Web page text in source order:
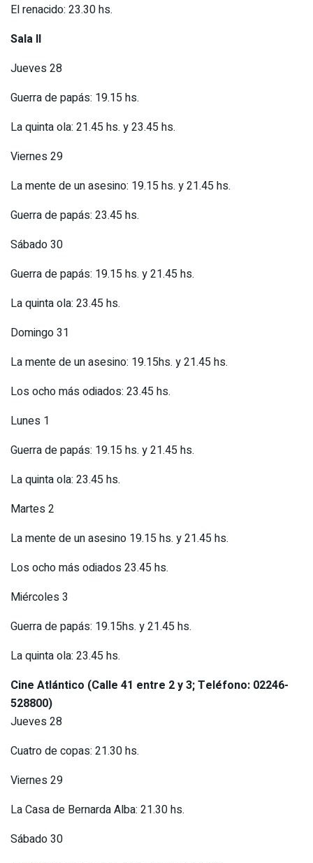
El renacido: 23.30 hs.
Sala II
Jueves 28
Guerra de papás: 19.15 hs.
La quinta ola: 21.45 hs. y 23.45 hs.
Viernes 29
La mente de un asesino: 19.15 hs. y 21.45 hs.
Guerra de papás: 23.45 hs.
Sábado 30
Guerra de papás: 19.15 hs. y 21.45 hs.
La quinta ola: 23.45 hs.
Domingo 31
La mente de un asesino: 19.15hs. y 21.45 hs.
Los ocho más odiados: 23.45 hs.
Lunes 1
Guerra de papás: 19.15 hs. y 21.45 hs.
La quinta ola: 23.45 hs.
Martes 2
La mente de un asesino 19.15 hs. y 21.45 hs.
Los ocho más odiados 23.45 hs.
Miércoles 3
Guerra de papás: 19.15hs. y 21.45 hs.
La quinta ola: 23.45 hs.
Cine Atlántico (Calle 41 entre 2 y 3; Teléfono: 02246-
528800)
Jueves 28
Cuatro de copas: 21.30 hs.
Viernes 29
La Casa de Bernarda Alba: 21.30 hs.
Sábado 30